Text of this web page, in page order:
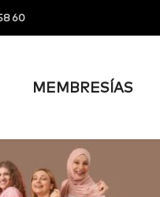
60
MEMBRESÍAS